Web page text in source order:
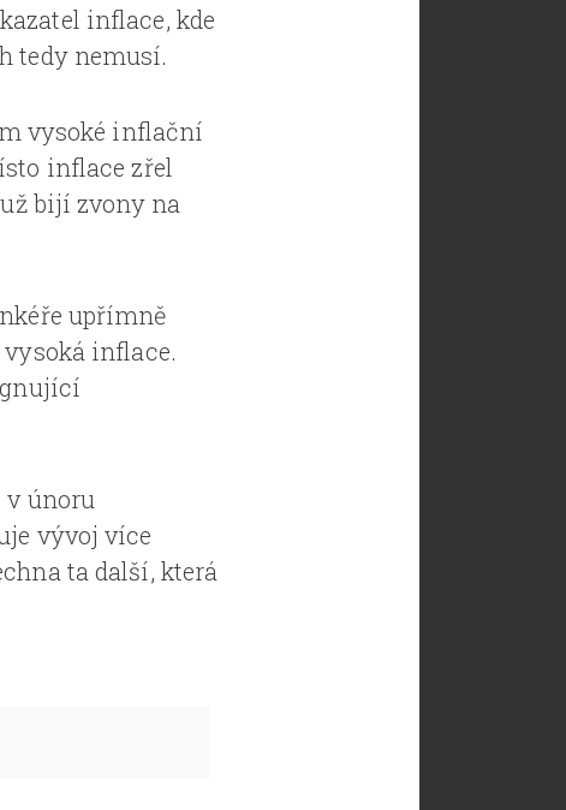
inflace, kde
tedy nemusí.
vysoké inflační
inflace zřel
bijí zvony na
upřímně
inflace.
únoru
vývoj více
ta další, která